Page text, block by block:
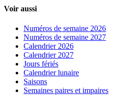
Voir aussi
Numéros de semaine 2026
Numéros de semaine 2027
Calendrier 2026
Calendrier 2027
Jours fériés
Calendrier lunaire
Saisons
Semaines paires et impaires